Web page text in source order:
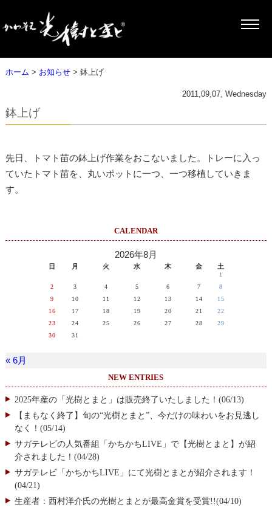
ホーム > お知らせ> 鉢上げ
2011,09,07, Wednesday
鉢上げ
先日、トマト苗の鉢上げ作業をおこないました。トレーに入っ
ていたトマト苗を、丸いポットに一つ、一つ移植していきま
す。
CALENDAR
2026年8月
日 月 火 水 木 金 土
1
2
3 4 5 6 7
8
9
10 11 12 13 14
15
16
17 18 19 20 21
22
23
24 25 26 27 28
29
30
31
« 6月
NEW ENTRIES
2025年産の「光樹とまと」は販売終了いたしました！(06/13)
【まもなく終了】旬の“光樹とまと”、今だけの味わいをお見逃し
なく！(05/14)
サガテレビの人気番組「かちかちLIVE」で【光樹とまと】が紹
介されました！(04/28)
サガテレビ「かちかちLIVE」にて光樹とまとが紹介されます！
(04/21)
生産者：西村洋介氏の光樹とまとが最高金賞を受賞!!(04/10)